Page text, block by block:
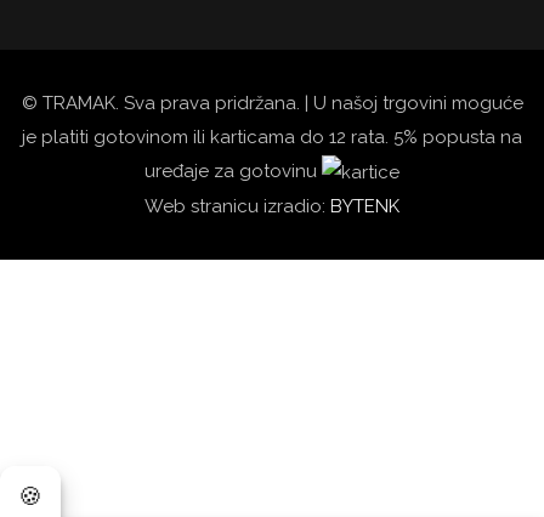
© TRAMAK. Sva prava pridržana. | U našoj trgovini moguće
je platiti gotovinom ili karticama do 12 rata. 5% popusta na
uređaje za gotovinu
Web stranicu izradio: BYTENK